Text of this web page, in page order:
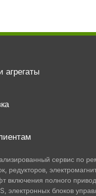
агрегаты
сервис по
редукторов,
включения полного
электронных блоков